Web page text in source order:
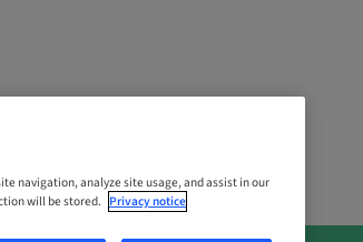
navigation, analyze site usage, and assist in our
will be stored. Privacy notice